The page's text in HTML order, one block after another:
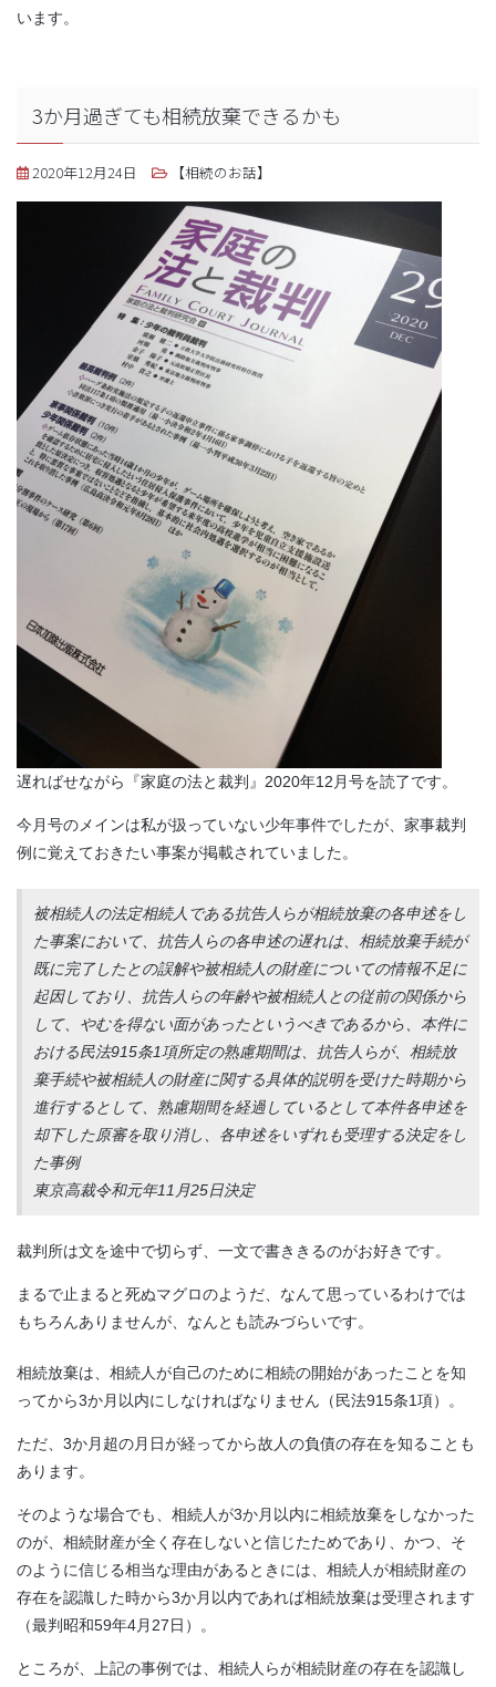
います。
3か月過ぎても相続放棄できるかも
2020年12月24日 【相続のお話】
遅ればせながら『家庭の法と裁判』2020年12月号を読了です。
今月号のメインは私が扱っていない少年事件でしたが、家事裁判
例に覚えておきたい事案が掲載されていました。
被相続人の法定相続人である抗告人らが相続放棄の各申述をし
た事案において、抗告人らの各申述の遅れは、相続放棄手続が
既に完了したとの誤解や被相続人の財産についての情報不足に
起因しており、抗告人らの年齢や被相続人との従前の関係から
して、やむを得ない面があったというべきであるから、本件に
おける民法915条1項所定の熟慮期間は、抗告人らが、相続放
棄手続や被相続人の財産に関する具体的説明を受けた時期から
進行するとして、熟慮期間を経過しているとして本件各申述を
却下した原審を取り消し、各申述をいずれも受理する決定をし
た事例
東京高裁令和元年11月25日決定
裁判所は文を途中で切らず、一文で書ききるのがお好きです。
まるで止まると死ぬマグロのようだ、なんて思っているわけでは
もちろんありませんが、なんとも読みづらいです。
相続放棄は、相続人が自己のために相続の開始があったことを知
ってから3か月以内にしなければなりません（民法915条1項）。
ただ、3か月超の月日が経ってから故人の負債の存在を知ることも
あります。
そのような場合でも、相続人が3か月以内に相続放棄をしなかった
のが、相続財産が全く存在しないと信じたためであり、かつ、そ
のように信じる相当な理由があるときには、相続人が相続財産の
存在を認識した時から3か月以内であれば相続放棄は受理されます
（最判昭和59年4月27日）。
ところが、上記の事例では、相続人らが相続財産の存在を認識し